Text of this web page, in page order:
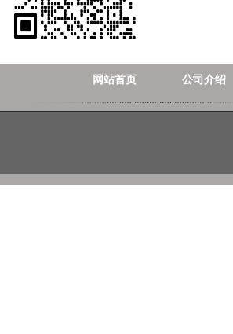
网站首页 公司介绍